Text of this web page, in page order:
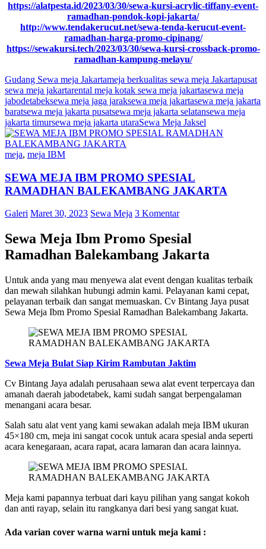
https://alatpesta.id/2023/03/30/sewa-kursi-acrylic-tiffany-event-
ramadhan-pondok-kopi-jakarta/
http://www.tendakerucut.net/sewa-tenda-kerucut-event-
ramadhan-harga-promo-cipinang/
https://sewakursi.tech/2023/03/30/sewa-kursi-crossback-promo-
ramadhan-kampung-melayu/
Gudang Sewa meja Jakartameja berkualitas sewa meja Jakartapusat
sewa meja jakartarental meja kotak sewa meja jakartasewa meja
jabodetabeksewa meja jaga jaraksewa meja jakartasewa meja jakarta
baratsewa meja jakarta pusatsewa meja jakarta selatansewa meja
jakarta timursewa meja jakarta utaraSewa Meja Jaksel
meja, meja IBM
SEWA MEJA IBM PROMO SPESIAL
RAMADHAN BALEKAMBANG JAKARTA
Galeri Maret 30, 2023 Sewa Meja 3 Komentar
Sewa Meja Ibm Promo Spesial
Ramadhan Balekambang Jakarta
Untuk anda yang mau menyewa alat event dengan kualitas terbaik
dan mewah silahkan hubungi admin kami. Pelayanan kami cepat,
pelayanan terbaik dan sangat memuaskan. Cv Bintang Jaya pusat
Sewa Meja Ibm Promo Spesial Ramadhan Balekambang Jakarta.
Sewa Meja Bulat Siap Kirim Rambutan Jaktim
Cv Bintang Jaya adalah perusahaan sewa alat event terpercaya dan
amanah daerah jabodetabek, kami sudah sangat berpengalaman
menangani acara besar.
Salah satu alat vent yang kami sewakan adalah meja IBM ukuran
45×180 cm, meja ini sangat cocok untuk acara spesial anda seperti
acara kenegaraan, acara rapat, acara lamaran dan acara lainnya.
Meja kami papannya terbuat dari kayu pilihan yang sangat kokoh
dan anti rayap, selain itu rangkanya dari besi yang sangat kuat.
Ada varian cover warna warni untuk meja kami :